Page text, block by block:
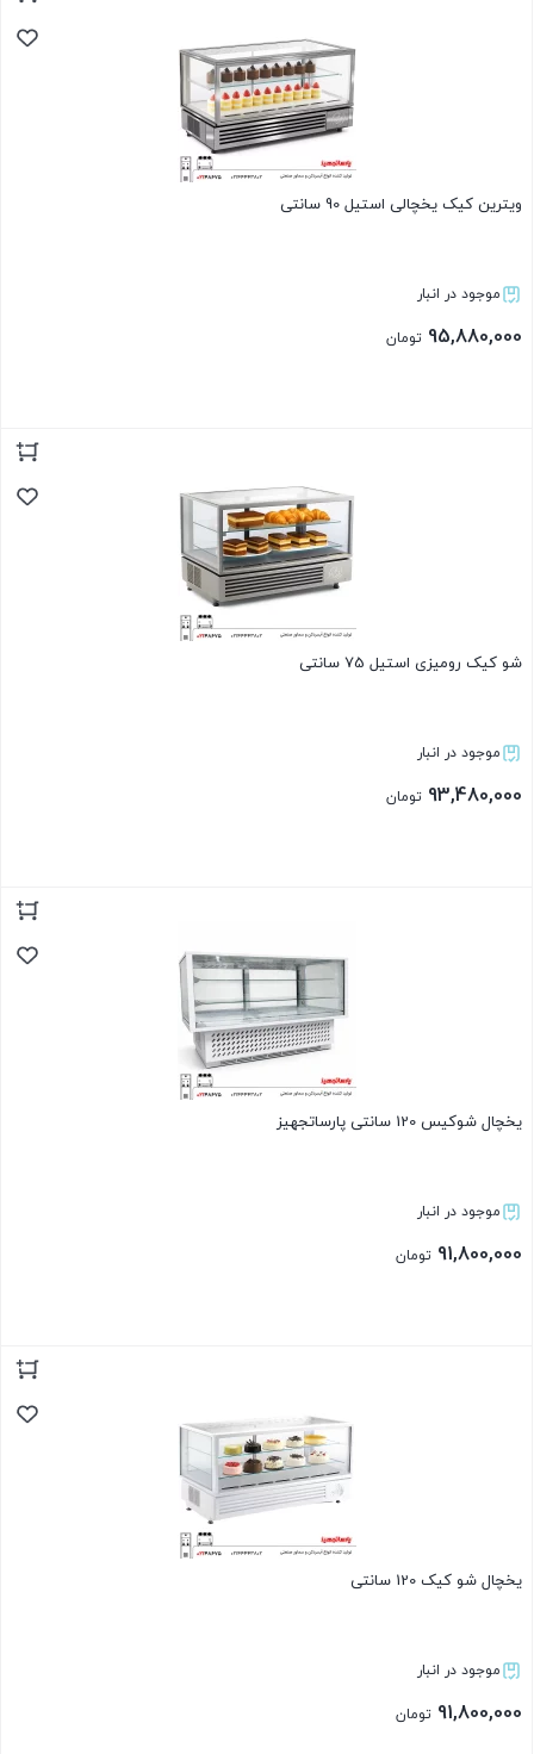
ویترین کیک یخچالی استیل 90 سانتی
موجود در انبار
95,880,000 تومان
شو کیک رومیزی استیل 75 سانتی
موجود در انبار
93,480,000 تومان
یخچال شوکیس 120 سانتی پارساتجهیز
موجود در انبار
91,800,000 تومان
یخچال شو کیک 120 سانتی
موجود در انبار
91,800,000 تومان